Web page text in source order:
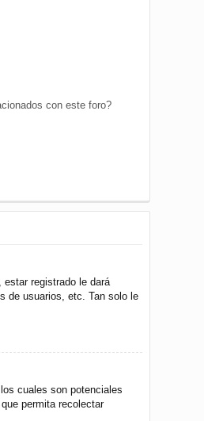
con este foro?
registrado le dará
de usuarios, etc. Tan solo le
cuales son potenciales
permita recolectar